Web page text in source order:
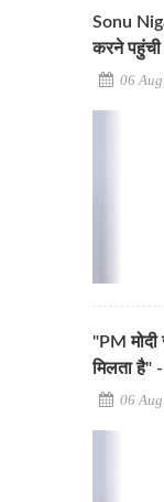
Sonu
करने
06
"PM
मिलता है"
06